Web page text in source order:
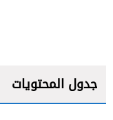
جدول المحتويات